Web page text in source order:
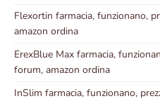
Flexortin farmacia, funzionano,
amazon ordina
ErexBlue Max farmacia,
forum, amazon ordina
InSlim farmacia, funzionano,